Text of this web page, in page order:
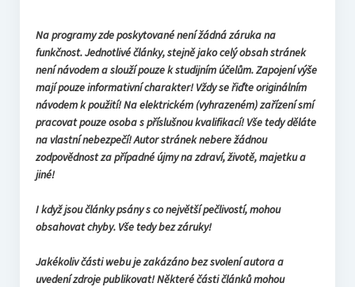
Na programy zde poskytované není žádná záruka na
funkčnost. Jednotlivé články, stejně jako celý obsah stránek
není návodem a slouží pouze k studijním účelům. Zapojení výše
mají pouze informativní charakter! Vždy se řiďte originálním
návodem k použití! Na elektrickém (vyhrazeném) zařízení smí
pracovat pouze osoba s příslušnou kvalifikací! Vše tedy děláte
na vlastní nebezpečí! Autor stránek nebere žádnou
zodpovědnost za případné újmy na zdraví, životě, majetku a
jiné!
I když jsou články psány s co největší pečlivostí, mohou
obsahovat chyby. Vše tedy bez záruky!
Jakékoliv části webu je zakázáno bez svolení autora a
uvedení zdroje publikovat! Některé části článků mohou